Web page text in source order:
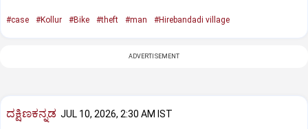
#case #Kollur #Bike #theft #man #Hirebandadi village
ADVERTISEMENT
ದಕ್ಷಿಣಕನ್ನಡ JUL 10, 2026, 2:30 AM IST